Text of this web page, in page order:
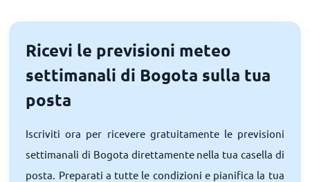
Ricevi le previsioni meteo
settimanali di Bogota sulla tua
posta
Iscriviti ora per ricevere gratuitamente le previsioni
settimanali di Bogota direttamente nella tua casella di
posta. Preparati a tutte le condizioni e pianifica la tua